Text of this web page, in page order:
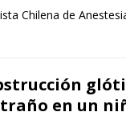
Chilena de
en un